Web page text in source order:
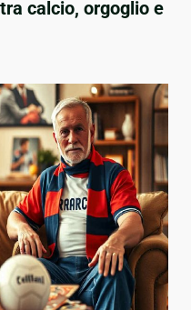
calcio, orgoglio e